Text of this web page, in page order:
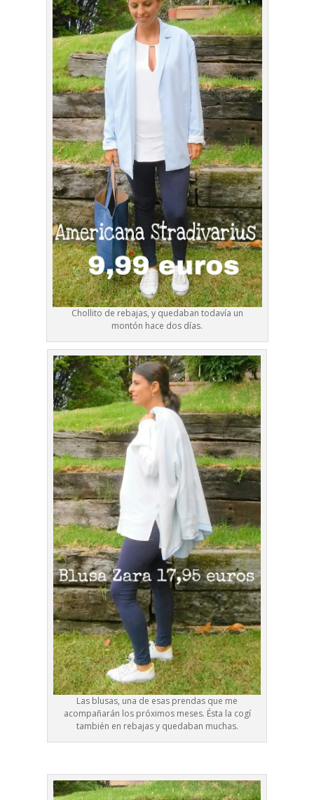
Chollito de rebajas, y quedaban todavía un
montón hace dos días.
Las blusas, una de esas prendas que me
acompañarán los próximos meses. Ésta la cogí
también en rebajas y quedaban muchas.